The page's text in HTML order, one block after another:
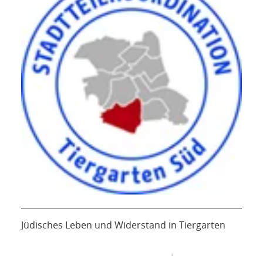
Jüdisches Leben und Widerstand in Tiergarten